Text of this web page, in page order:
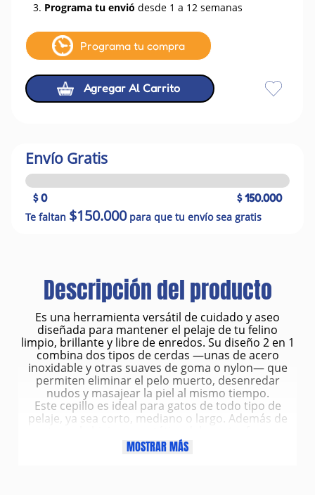
3. Programa tu envió desde 1 a 12 semanas
Programa tu compra
Agregar Al Carrito
Envío Gratis
$ 0 $ 150.000
Te faltan $150.000para que tu envío sea gratis
Descripción del producto
Es una herramienta versátil de cuidado y aseo
diseñada para mantener el pelaje de tu felino
limpio, brillante y libre de enredos. Su diseño 2 en 1
combina dos tipos de cerdas —unas de acero
inoxidable y otras suaves de goma o nylon— que
permiten eliminar el pelo muerto, desenredar
nudos y masajear la piel al mismo tiempo.
Este cepillo es ideal para gatos de todo tipo de
pelaje, ya sea corto, mediano o largo. Además de
la circulación sanguínea y ayuda a reducir la caída
del pelo, contribuyendo al bienestar general de tu
MOSTRAR MÁS